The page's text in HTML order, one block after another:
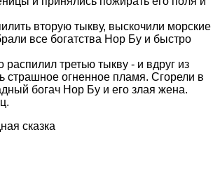
вторую тыкву, выскочили морские
все богатства Нор Бу и быстро
третью тыкву - и вдруг из
страшное огненное пламя. Сгорели в
богач Нор Бу и его злая жена.
сказка